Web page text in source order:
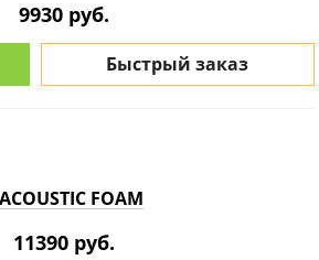
9930 руб.
Быстрый заказ
FOAM
11390 руб.